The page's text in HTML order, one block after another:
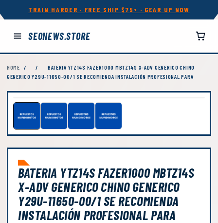
TRAIN HARDER · FREE SHIP $75+ · GEAR UP NOW
SEONEWS.STORE
HOME / /
BATERIA YTZ14S FAZER1000 MBTZ14S X-ADV GENERICO CHINO
GENERICO Y29U-11650-00/1 SE RECOMIENDA INSTALACIÓN PROFESIONAL PARA
BATERIA YTZ14S FAZER1000 MBTZ14S
X-ADV GENERICO CHINO GENERICO
Y29U-11650-00/1 SE RECOMIENDA
INSTALACIÓN PROFESIONAL PARA